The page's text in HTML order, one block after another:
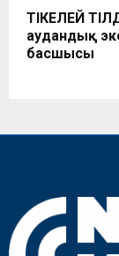
ТІКЕЛЕЙ
аудандық
басшысы